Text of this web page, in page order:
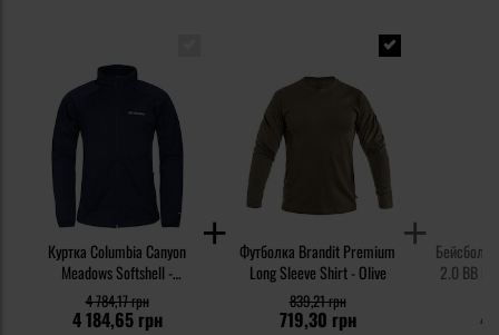
Куртка Columbia Canyon
Meadows Softshell -
Collegiate Navy
4 184,65 грн
4 784,17 грн
Футболка Brandit Premium
Long Sleeve Shirt - Olive
719,30 грн
839,21 грн
2.0 BB